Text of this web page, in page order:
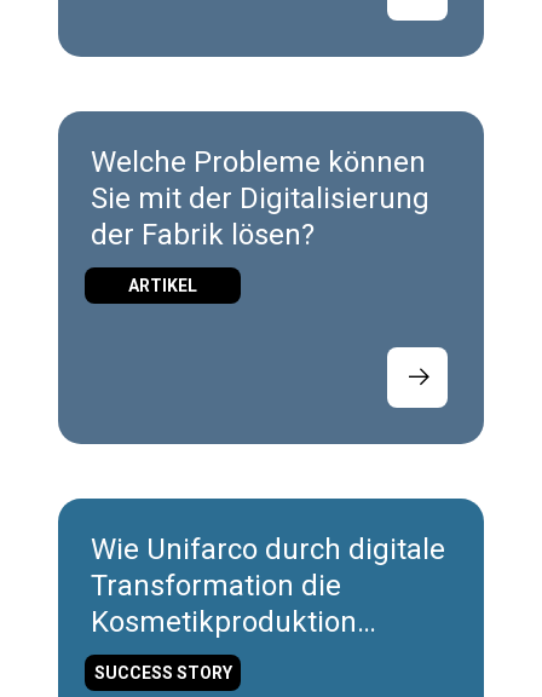
Welche Probleme können
Sie mit der Digitalisierung
der Fabrik lösen?
ARTIKEL
Wie Unifarco durch digitale
Transformation die
Kosmetikproduktion
optimiert
SUCCESS STORY